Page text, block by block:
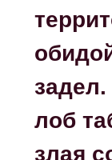
лоб
злая